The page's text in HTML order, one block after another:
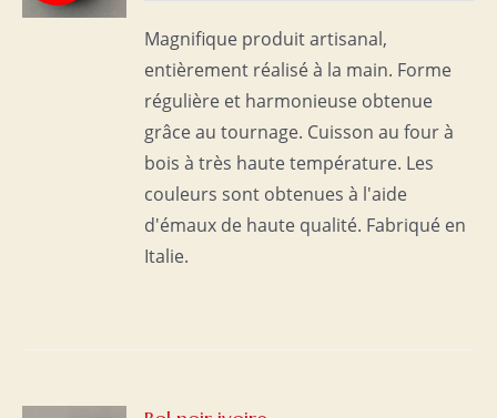
était :
€60,00.
est :
€40,00.
Magnifique produit artisanal,
entièrement réalisé à la main. Forme
régulière et harmonieuse obtenue
grâce au tournage. Cuisson au four à
bois à très haute température. Les
couleurs sont obtenues à l'aide
d'émaux de haute qualité. Fabriqué en
Italie.